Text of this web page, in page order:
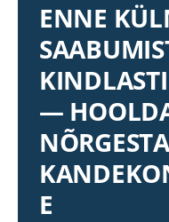
ENNE
—
E